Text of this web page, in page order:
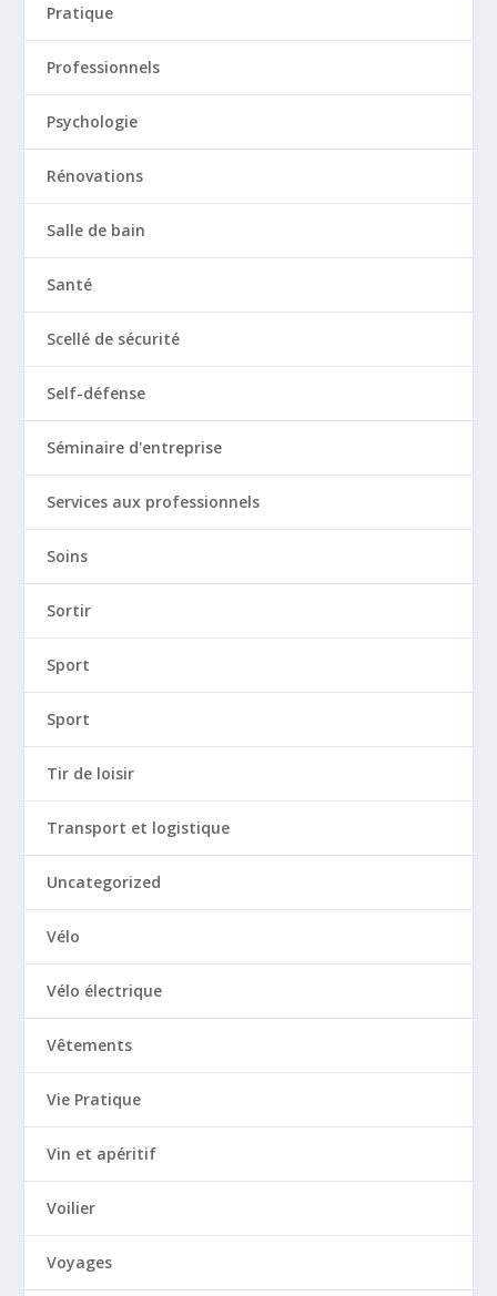
Pratique
Professionnels
Psychologie
Rénovations
Salle de bain
Santé
Scellé de sécurité
Self-défense
Séminaire d'entreprise
Services aux professionnels
Soins
Sortir
Sport
Sport
Tir de loisir
Transport et logistique
Uncategorized
Vélo
Vélo électrique
Vêtements
Vie Pratique
Vin et apéritif
Voilier
Voyages